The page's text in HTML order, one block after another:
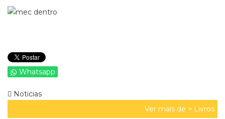
Whatsapp
Noticias
Ver mais de > Livros